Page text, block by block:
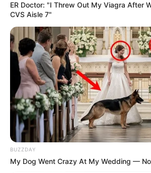
ER Doctor: "I Threw Out My Viagra After
CVS Aisle 7"
BUZZDAY
My Dog Went Crazy At My Wedding —